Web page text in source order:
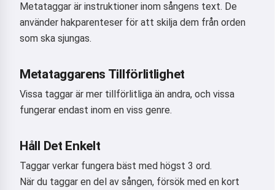
Metataggar är instruktioner inom sångens text. De
använder hakparenteser för att skilja dem från orden
som ska sjungas.
Metataggarens Tillförlitlighet
Vissa taggar är mer tillförlitliga än andra, och vissa
fungerar endast inom en viss genre.
Håll Det Enkelt
Taggar verkar fungera bäst med högst 3 ord.
När du taggar en del av sången, försök med en kort